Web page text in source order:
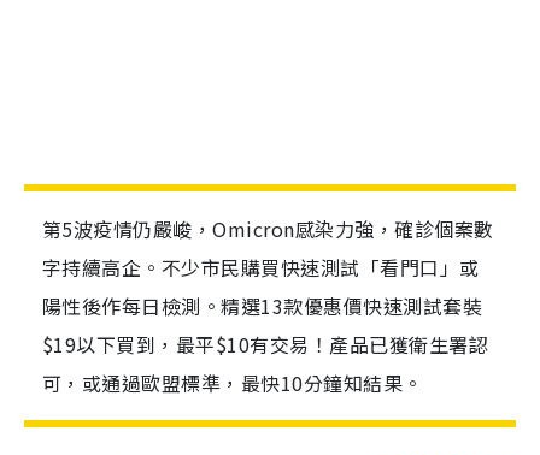
第5波疫情仍嚴峻，Omicron感染力強，確診個案數
字持續高企。不少市民購買快速測試「看門口」或
陽性後作每日檢測。精選13款優惠價快速測試套裝
$19以下買到，最平$10有交易！產品已獲衛生署認
可，或通過歐盟標準，最快10分鐘知結果。